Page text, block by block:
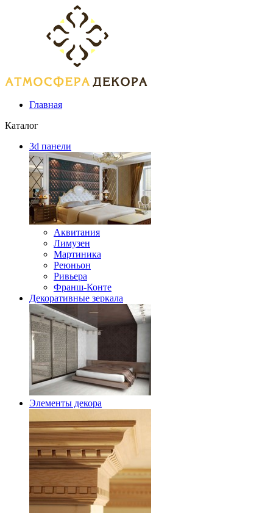
Главная
Каталог
3d панели
Аквитания
Лимузен
Мартиника
Реюньон
Ривьера
Франш-Конте
Декоративные зеркала
Элементы декора